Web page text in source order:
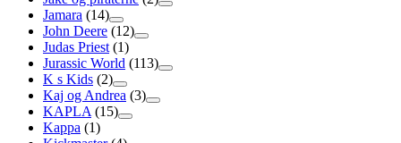
Jamara (14)
John Deere (12)
Judas Priest (1)
Jurassic World (113)
K s Kids (2)
Kaj og Andrea (3)
KAPLA (15)
Kappa (1)